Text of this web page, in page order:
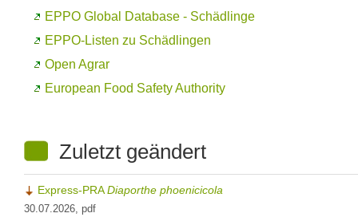
EPPO Global Database - Schädlinge
EPPO-Listen zu Schädlingen
Open Agrar
European Food Safety Authority
Zuletzt geändert
Express-PRADiaporthe phoenicicola
30.07.2026, pdf